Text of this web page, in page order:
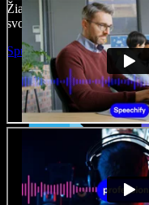
Žiadne učenie, všetko v
svoje nápady na realitu.
Spustiť Studio